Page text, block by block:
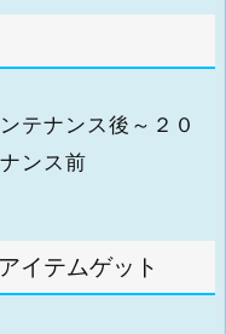
テナンス後～２０
ンス前
イテムゲット